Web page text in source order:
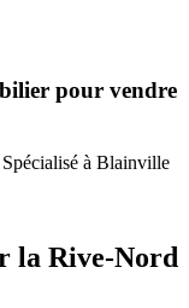
pour vendre
à Blainville
la Rive-Nord